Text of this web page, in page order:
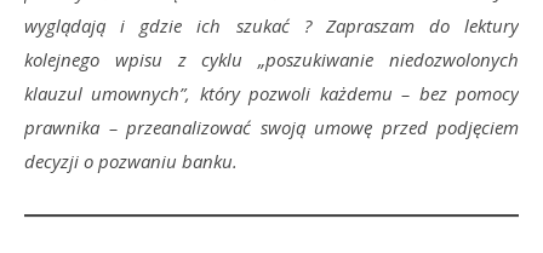
wyglądają i gdzie ich szukać ? Zapraszam do lektury
kolejnego wpisu z cyklu „poszukiwanie niedozwolonych
klauzul umownych”, który pozwoli każdemu – bez pomocy
prawnika – przeanalizować swoją umowę przed podjęciem
decyzji o pozwaniu banku.